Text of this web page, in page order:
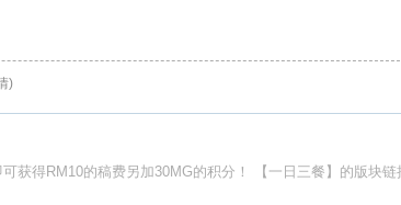
)
获得RM10的稿费另加30MG的积分！ 【一日三餐】的版块链